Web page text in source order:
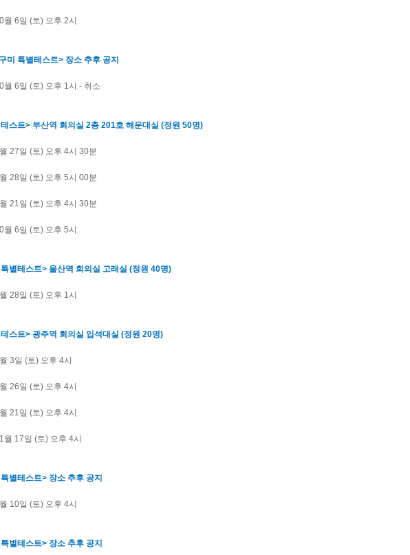
월 6일 (토) 오후 2시
미 특별테스트> 장소 추후 공지
월 6일 (토) 오후 1시 - 취소
스트> 부산역 회의실 2층 201호 해운대실 (정원 50명)
27일 (토) 오후 4시 30분
28일 (토) 오후 5시 00분
21일 (토) 오후 4시 30분
월 6일 (토) 오후 5시
별테스트> 울산역 회의실 고래실 (정원 40명)
28일 (토) 오후 1시
스트> 광주역 회의실 입석대실 (정원 20명)
3일 (토) 오후 4시
26일 (토) 오후 4시
21일 (토) 오후 4시
월 17일 (토) 오후 4시
별테스트> 장소 추후 공지
10일 (토) 오후 4시
별테스트> 장소 추후 공지